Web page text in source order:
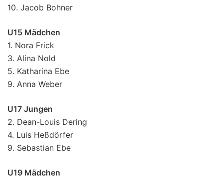
10. Jacob Bohner
U15 Mädchen
1. Nora Frick
3. Alina Nold
5. Katharina Ebe
9. Anna Weber
U17 Jungen
2. Dean-Louis Dering
4. Luis Heßdörfer
9. Sebastian Ebe
U19 Mädchen